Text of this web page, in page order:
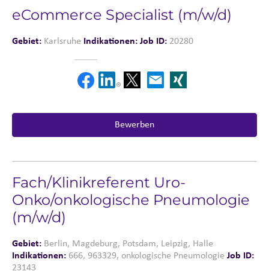
eCommerce Specialist (m/w/d)
Gebiet: Karlsruhe Indikationen: Job ID: 20280
Bewerben
Fach/Klinikreferent Uro-
Onko/onkologische Pneumologie
(m/w/d)
Gebiet: Berlin, Magdeburg, Potsdam, Leipzig, Halle
Indikationen: 666, 963329, onkologische Pneumologie Job ID:
23143